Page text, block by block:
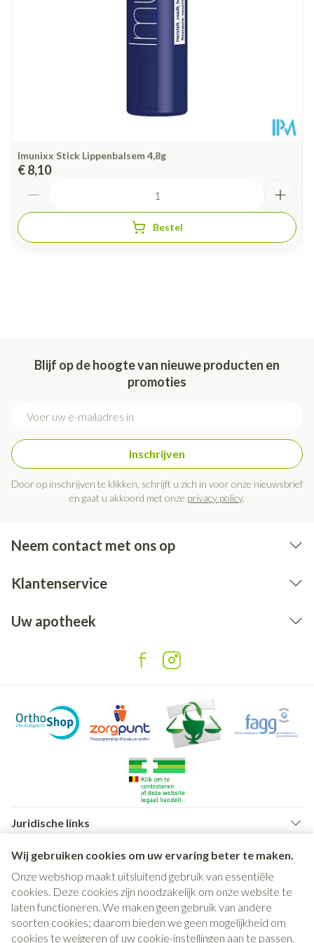
Wij gebruiken cookies om uw ervaring beter te maken.
Onze webshop maakt uitsluitend gebruik van essentiële
cookies. Deze cookies zijn noodzakelijk om onze website te
laten functioneren. We maken geen gebruik van andere
soorten cookies; daarom bieden we geen mogelijkheid om
cookies te weigeren of uw cookie-instellingen aan te passen.
Kamertemperatuur (15°C - 25°C)
Imunixx Stick Lippenbalsem 4,8g
€ 8,10
Bestel
Blijf op de hoogte van nieuwe producten en
promoties
Inschrijven
Door op inschrijven te klikken, schrijft u zich in voor onze nieuwsbrief
en gaat u akkoord met onze privacy policy.
Neem contact met ons op
Klantenservice
Uw apotheek
Juridische links